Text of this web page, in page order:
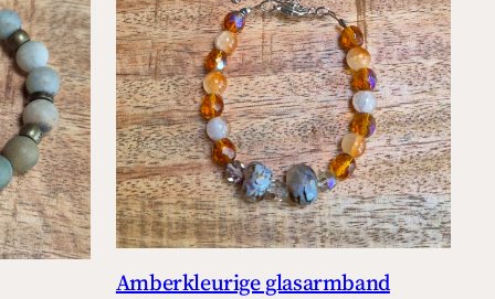
Amberkleurige glasarmband